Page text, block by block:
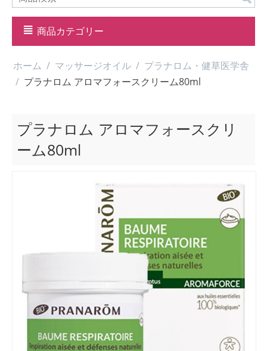
商品カテゴリー
ホーム / マッサージオイル / プラナロム・健草医学舎
/ プラナロム アロマフォースクリーム80ml
プラナロム アロマフォースクリ
ーム80ml